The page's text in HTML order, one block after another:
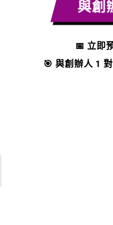
與創
📅 立即
🎯 與創辦人 1